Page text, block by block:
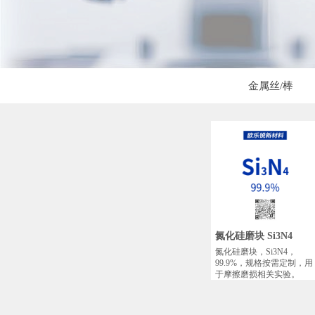
金属丝/棒
氮化硅磨块 Si3N4
氮化硅磨块，Si3N4，
99.9%，规格按需定制，用
于摩擦磨损相关实验。